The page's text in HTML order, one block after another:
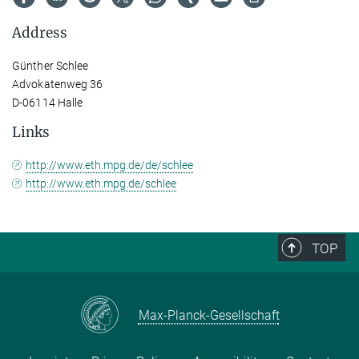
Address
Günther Schlee
Advokatenweg 36
D-06114 Halle
Links
http://www.eth.mpg.de/de/schlee
http://www.eth.mpg.de/schlee
TOP
Max-Planck-Gesellschaft